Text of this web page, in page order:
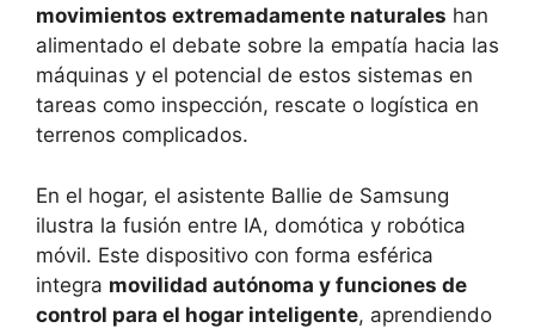
movimientos extremadamente naturales han
alimentado el debate sobre la empatía hacia las
máquinas y el potencial de estos sistemas en
tareas como inspección, rescate o logística en
terrenos complicados.
En el hogar, el asistente Ballie de Samsung
ilustra la fusión entre IA, domótica y robótica
móvil. Este dispositivo con forma esférica
integra movilidad autónoma y funciones de
control para el hogar inteligente, aprendiendo